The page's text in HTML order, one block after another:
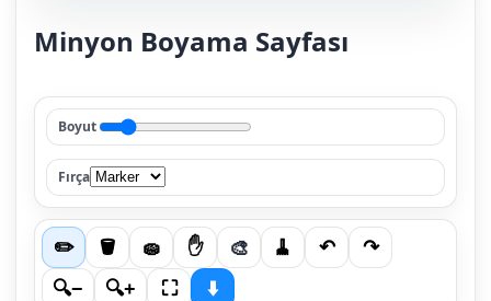
Minyon Boyama Sayfası
✏️ 🪣 🧽 ✋ 🎨 🧹 ↶
↷
🔍−
🔍+ ⛶ ⬇️
Boyut
Fırça